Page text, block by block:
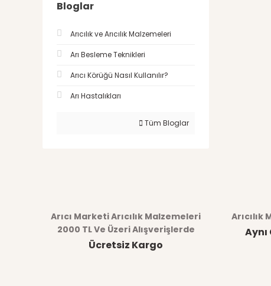
Bloglar
Arıcılık ve Arıcılık Malzemeleri
Arı Besleme Teknikleri
Arıcı Körüğü Nasıl Kullanılır?
Arı Hastalıkları
Tüm Bloglar
Arıcı Marketi Arıcılık Malzemeleri
2000 TL Ve Üzeri Alışverişlerde
Ücretsiz Kargo